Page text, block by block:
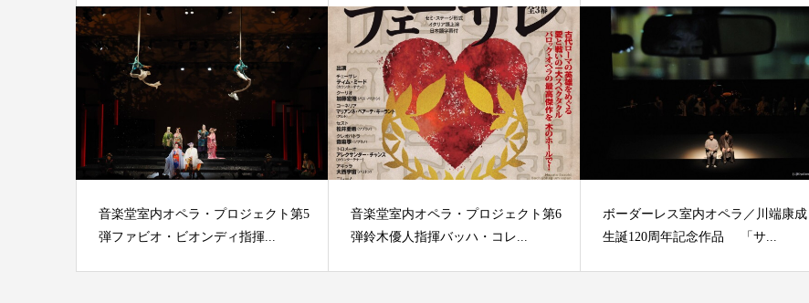
音楽堂室内オペラ・プロジェクト第5
弾ファビオ・ビオンディ指揮...
音楽堂室内オペラ・プロジェクト第6
弾鈴木優人指揮バッハ・コレ...
ボーダーレス室内オペラ／川端康成
生誕120周年記念作品 「サ...